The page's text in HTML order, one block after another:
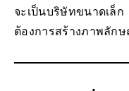
จะเป็นบริษัทขนาดเ
ต้องการสร้างภาพลัก